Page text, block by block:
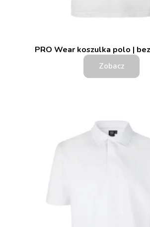
PRO Wear koszulka polo |
Zobacz